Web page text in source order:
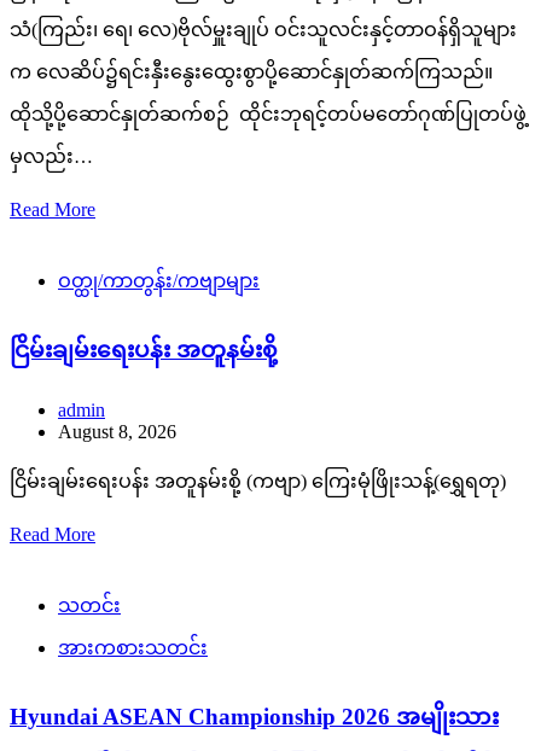
သံ(ကြည်း၊ ရေ၊ လေ)ဗိုလ်မှူးချုပ် ဝင်းသူလင်းနှင့်တာဝန်ရှိသူများ
က လေဆိပ်၌ရင်းနှီးနွေးထွေးစွာပို့ဆောင်နှုတ်ဆက်ကြသည်။
ထိုသို့ပို့ဆောင်နှုတ်ဆက်စဉ် ထိုင်းဘုရင့်တပ်မတော်ဂုဏ်ပြုတပ်ဖွဲ့
မှလည်း…
Read More
ဝတ္ထု/ကာတွန်း/ကဗျာများ
ငြိမ်းချမ်းရေးပန်း အတူနမ်းစို့
admin
August 8, 2026
ငြိမ်းချမ်းရေးပန်း အတူနမ်းစို့ (ကဗျာ) ကြေးမုံဖြိုးသန့်(ရွှေရတု)
Read More
သတင်း
အားကစားသတင်း
Hyundai ASEAN Championship 2026 အမျိုးသား